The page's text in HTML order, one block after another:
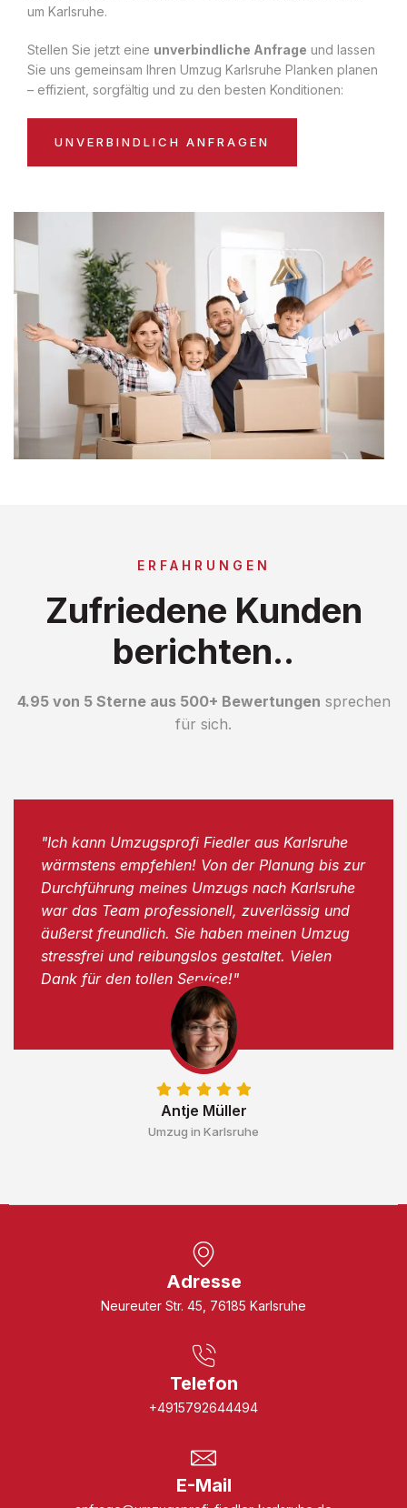
um Karlsruhe.
Stellen Sie jetzt eine unverbindliche Anfrage und lassen
Sie uns gemeinsam Ihren Umzug Karlsruhe Planken planen
– effizient, sorgfältig und zu den besten Konditionen:
UNVERBINDLICH ANFRAGEN
ERFAHRUNGEN
Zufriedene Kunden
berichten..
4.95 von 5 Sterne aus 500+ Bewertungen sprechen
für sich.
Antje Müller
Umzug in Karlsruhe
"Ich kann Umzugsprofi Fiedler aus Karlsruhe
wärmstens empfehlen! Von der Planung bis zur
Durchführung meines Umzugs nach Karlsruhe
war das Team professionell, zuverlässig und
äußerst freundlich. Sie haben meinen Umzug
stressfrei und reibungslos gestaltet. Vielen
Dank für den tollen Service!"
Adresse
Neureuter Str. 45, 76185 Karlsruhe
Telefon
+4915792644494
E-Mail